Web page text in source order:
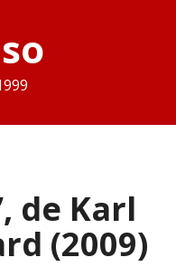
de Karl
(2009)